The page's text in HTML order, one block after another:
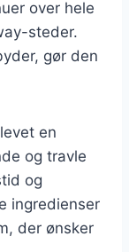
over hele
steder.
gør den
en
og travle
og
ingredienser
der ønsker